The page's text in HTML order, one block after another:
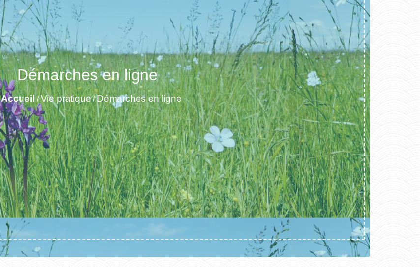
Démarches en ligne
Accueil /Vie pratique/Démarches en ligne